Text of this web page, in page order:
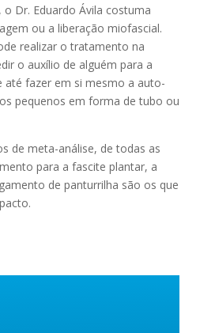
Dr. Eduardo Ávila costuma
ou a liberação miofascial.
realizar o tratamento na
o auxílio de alguém para a
até fazer em si mesmo a auto-
pequenos em forma de tubo ou
de meta-análise, de todas as
para a fascite plantar, a
de panturrilha são os que